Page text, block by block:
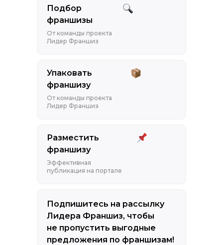
Подбор
франшизы
От команды проекта
Лидер Франшиз
Разместить
франшизу
Подпишитесь на рассылку
Лидера Франшиз, чтобы
не пропустить выгодные
предложения по франшизам!
Эффективная
публикация на портале
Упаковать
франшизу
От команды проекта
Лидер Франшиз